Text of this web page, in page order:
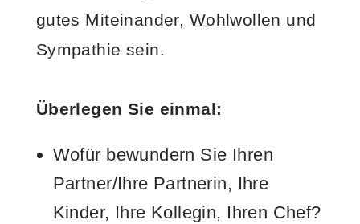
gutes Miteinander, Wohlwollen und
Sympathie sein.
Überlegen Sie einmal:
Wofür bewundern Sie Ihren
Partner/Ihre Partnerin, Ihre
Kinder, Ihre Kollegin, Ihren Chef?